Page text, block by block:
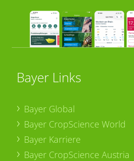
Bayer Links
Bayer Global
Bayer CropScience World
Bayer Karriere
Bayer CropScience Austria